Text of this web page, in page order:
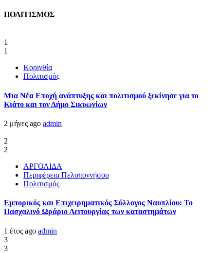
ΠΟΛΙΤΙΣΜΟΣ
1
1
Κορινθία
Πολιτισμός
Μια Νέα Εποχή ανάπτυξης και πολιτισμού ξεκίνησε για το
Κιάτο και τον Δήμο Σικυωνίων
2 μήνες ago admin
2
2
ΑΡΓΟΛΙΔΑ
Περιφέρεια Πελοποννήσου
Πολιτισμός
Εμπορικός και Επιχειρηματικός Σύλλογος Ναυπλίου: Το
Πασχαλινό Ωράριο Λειτουργίας των καταστημάτων
1 έτος ago admin
3
3